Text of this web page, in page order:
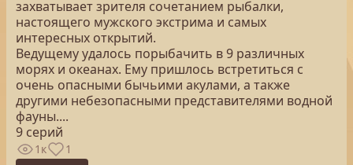
захватывает зрителя сочетанием рыбалки,
настоящего мужского экстрима и самых
интересных открытий.
Ведущему удалось порыбачить в 9 различных
морях и океанах. Ему пришлось встретиться с
очень опасными бычьими акулами, а также
другими небезопасными представителями водной
фауны....
9 серий
1к 1